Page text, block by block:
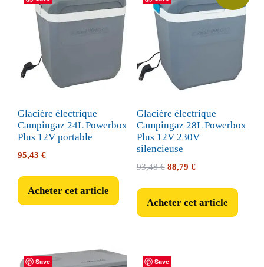
Glacière électrique
Campingaz 24L Powerbox
Plus 12V portable
95,43 €
Acheter cet article
Glacière électrique
Campingaz 28L Powerbox
Plus 12V 230V
silencieuse
93,48€ Le
était :
88,79 €Le
est :
Acheter cet article
Save Save